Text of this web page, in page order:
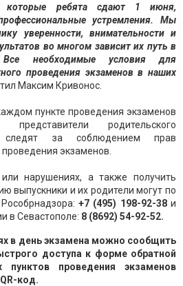
которые ребята сдают 1 июня,
устремления. Мы
уверенности, внимательности и
во многом зависит их путь в
Все необходимые условия для
проведения экзаменов в наших
Максим Кривонос.
пункте проведения экзаменов
представители родительского
следят за соблюдением прав
экзаменов.
нарушениях, а также получить
выпускники и их родители могут по
+7 (495) 198-92-38и
в Севастополе: 8 (8692) 54-92-52.
в день экзамена можно сообщить
доступа к форме обратной
проведения экзаменов
код.